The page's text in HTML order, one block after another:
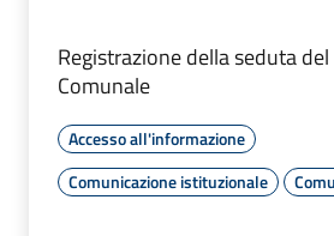
Registrazione della seduta
Comunale
Accesso all'informazione
Comunicazione istituzionale